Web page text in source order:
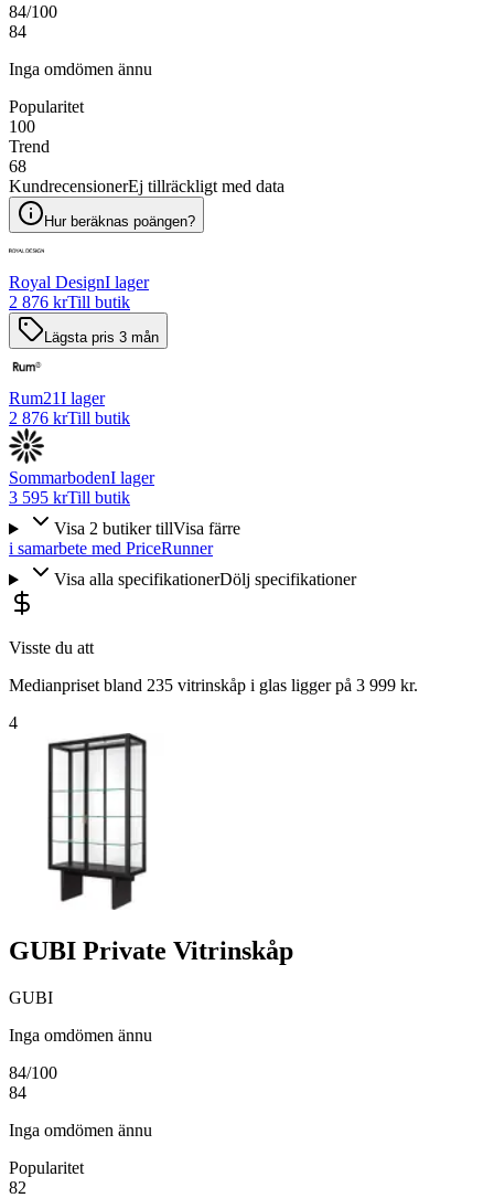
84/100
84
Inga omdömen ännu
Popularitet
100
Trend
68
KundrecensionerEj tillräckligt med data
Hur beräknas poängen?
Royal DesignI lager
2 876 krTill butik
Lägsta pris 3 mån
Rum21I lager
2 876 krTill butik
SommarbodenI lager
3 595 krTill butik
Visa 2 butiker tillVisa färre
i samarbete med PriceRunner
Visa alla specifikationerDölj specifikationer
Visste du att
Medianpriset bland 235 vitrinskåp i glas ligger på 3 999 kr.
4
GUBI Private Vitrinskåp
GUBI
Inga omdömen ännu
84/100
84
Inga omdömen ännu
Popularitet
82